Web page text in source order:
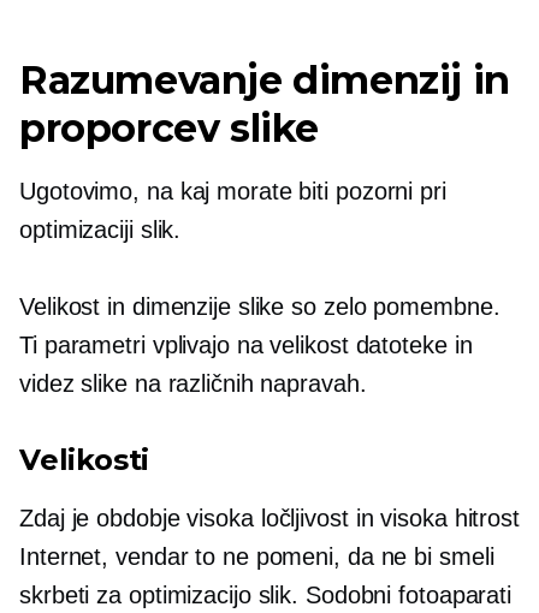
Razumevanje dimenzij in
proporcev slike
Ugotovimo, na kaj morate biti pozorni pri
optimizaciji slik.
Velikost in dimenzije slike so zelo pomembne.
Ti parametri vplivajo na velikost datoteke in
videz slike na različnih napravah.
Velikosti
Zdaj je obdobjevisoka ločljivostinvisoka hitrost
Internet, vendar to ne pomeni, da ne bi smeli
skrbeti za optimizacijo slik. Sodobni fotoaparati